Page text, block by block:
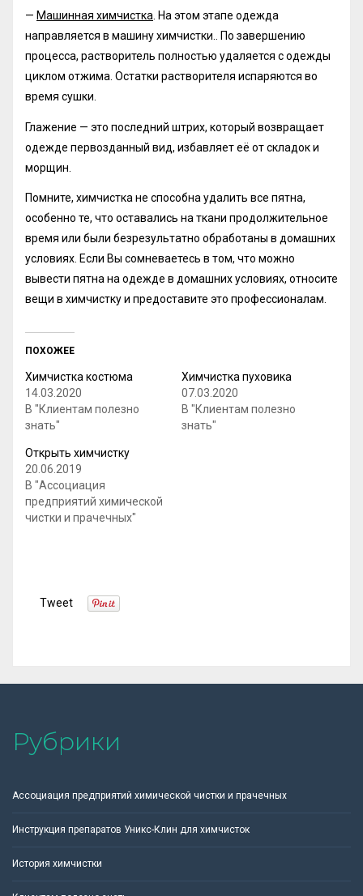
— Машинная химчистка . На этом этапе одежда
направляется в машину химчистки.. По завершению
процесса, растворитель полностью удаляется с одежды
циклом отжима. Остатки растворителя испаряются во
время сушки.
Глажение — это последний штрих, который возвращает
одежде первозданный вид, избавляет её от складок и
морщин.
Помните, химчистка не способна удалить все пятна,
особенно те, что оставались на ткани продолжительное
время или были безрезультатно обработаны в домашних
условиях. Если Вы сомневаетесь в том, что можно
вывести пятна на одежде в домашних условиях, относите
вещи в химчистку и предоставите это профессионалам.
ПОХОЖЕЕ
Химчистка костюма
14.03.2020
В "Клиентам полезно
знать"
Химчистка пуховика
07.03.2020
В "Клиентам полезно
знать"
Открыть химчистку
20.06.2019
В "Ассоциация
предприятий химической
чистки и прачечных"
Tweet
Рубрики
Ассоциация предприятий химической чистки и прачечных
Инструкция препаратов Уникс-Клин для химчисток
История химчистки